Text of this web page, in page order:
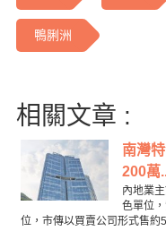
鴨脷洲
相關文章 :
南灣
200萬
內地業
色單位
位，市傳以買賣公司形式售約